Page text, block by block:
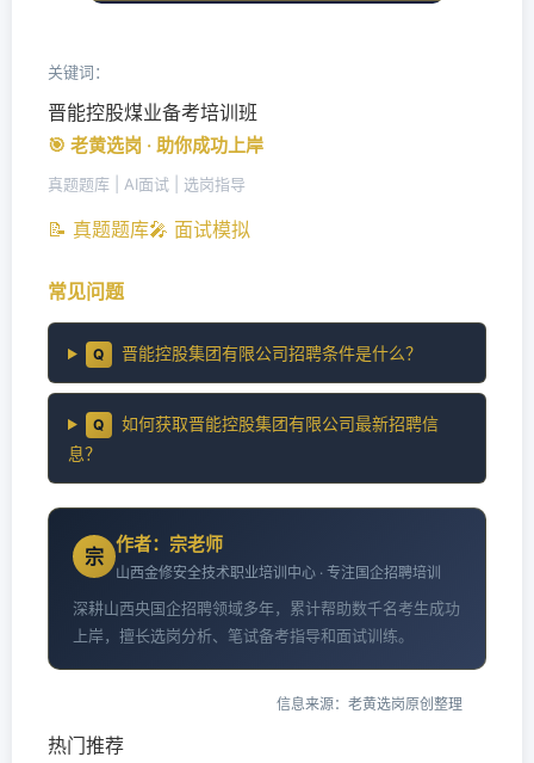
关键词：
晋能控股煤业备考培训班
🎯 老黄选岗 · 助你成功上岸
真题题库 | AI面试 | 选岗指导
📝 真题题库🎤 面试模拟
常见问题
Q 晋能控股集团有限公司招聘条件是什么？
Q
如何获取晋能控股集团有限公司最新招聘信
息？
宗
作者：宗老师
山西金修安全技术职业培训中心 · 专注国企招聘培训
深耕山西央国企招聘领域多年，累计帮助数千名考生成功
上岸，擅长选岗分析、笔试备考指导和面试训练。
信息来源：老黄选岗原创整理
热门推荐